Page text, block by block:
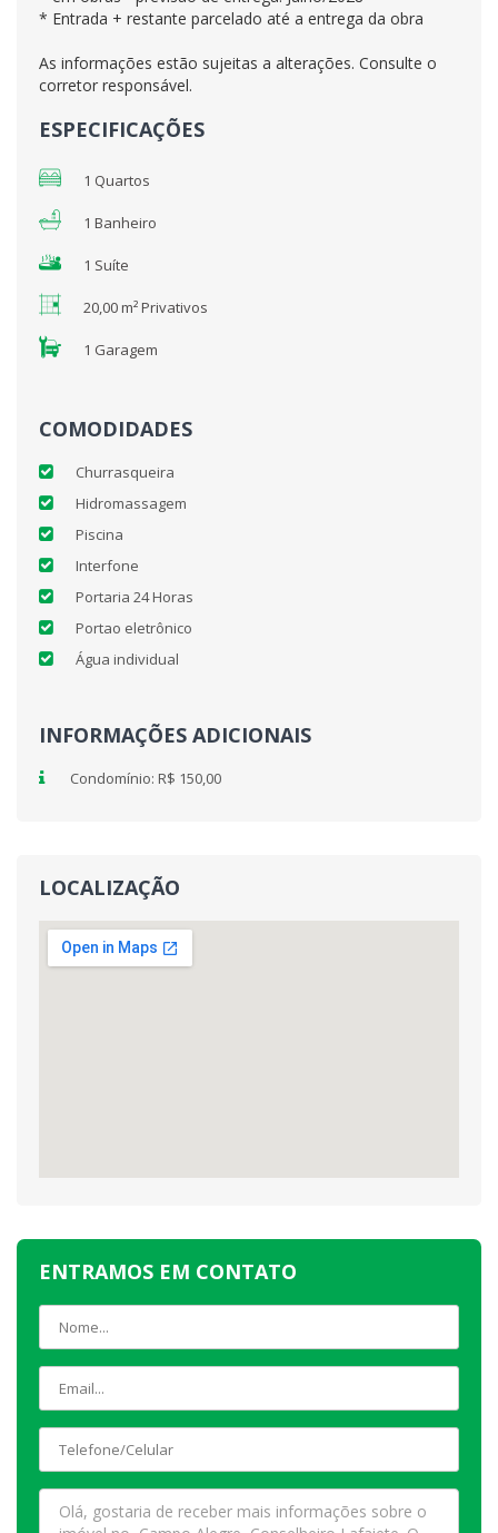
* Entrada + restante parcelado até a entrega da obra
As informações estão sujeitas a alterações. Consulte o
corretor responsável.
ESPECIFICAÇÕES
1 Quartos
1 Banheiro
1 Suíte
20,00 m² Privativos
1 Garagem
COMODIDADES
Churrasqueira
Hidromassagem
Piscina
Interfone
Portaria 24 Horas
Portao eletrônico
Água individual
INFORMAÇÕES ADICIONAIS
Condomínio: R$ 150,00
LOCALIZAÇÃO
ENTRAMOS EM CONTATO